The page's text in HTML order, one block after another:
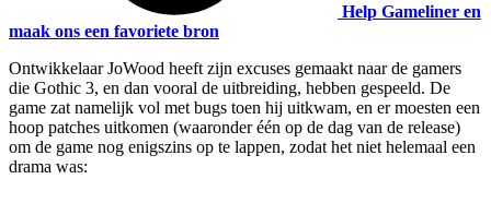
Help Gameliner en
maak ons een favoriete bron
Ontwikkelaar JoWood heeft zijn excuses gemaakt naar de gamers
die Gothic 3, en dan vooral de uitbreiding, hebben gespeeld. De
game zat namelijk vol met bugs toen hij uitkwam, en er moesten een
hoop patches uitkomen (waaronder één op de dag van de release)
om de game nog enigszins op te lappen, zodat het niet helemaal een
drama was: